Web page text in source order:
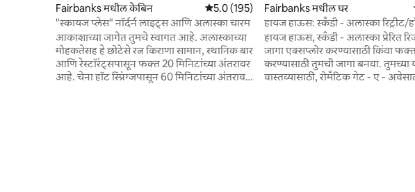
Fairbanks मधील केबिन 5 पैकी 5.0 सरासरी रेटिंग, 195 रिव्ह्यूज
5.0 (195)
"स्कायज प्लेस" नॉर्दर्न लाइट्स आणि अलास्का चारम
आकाशाच्या जागेत तुमचे स्वागत आहे. अलास्काच्या
मोहकतेसह हे छोटेसे रत्न किराणा सामान, स्थानिक बार
आणि रेस्टॉरंट्सपासून फक्त 20 मिनिटांच्या अंतरावर
आहे. चेना हॉट स्प्रिंग्जपासून 60 मिनिटांच्या अंतरावर
Fairbanks मधील घर
हायज हाऊस: स्कँडी - अलास्का रिट्रीट/
टब+अरोरा
हायज हाऊस, स्कँडी - अलास्का प्रेरित रिज
जागा एक्सप्लोर करण्यासाठी किंवा
करण्यासाठी तुमची जागा बनवा. तुमच्या योग्य
वास्तव्यासाठी, रोमँटिक गेट - ए -